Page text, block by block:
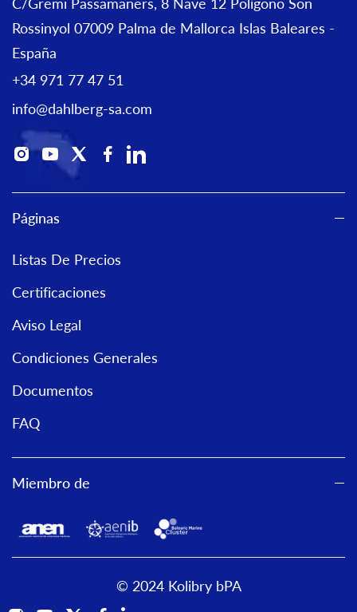
C/Gremi Passamaners, 8 Nave 12 Polígono Son
Rossinyol 07009 Palma de Mallorca Islas Baleares -
España
+34 971 77 47 51
info@dahlberg-sa.com
Páginas
Listas De Precios
Certificaciones
Aviso Legal
Condiciones Generales
Documentos
FAQ
Miembro de
© 2024 Kolibry bPA